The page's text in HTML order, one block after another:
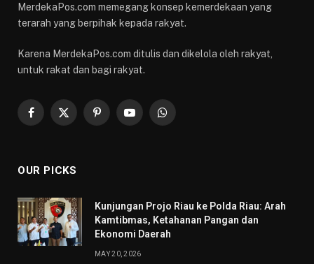
MerdekaPos.com memegang konsep kemerdekaan yang
terarah yang berpihak kepada rakyat.
Karena MerdekaPos.com ditulis dan dikelola oleh rakyat,
untuk rakat dan bagi rakyat.
Facebook
X
PinterestYouTubeWhatsApp
OUR PICKS
Kunjungan Projo Riau ke Polda Riau: Arah
Kamtibmas, Ketahanan Pangan dan
Ekonomi Daerah
MAY 20, 2026